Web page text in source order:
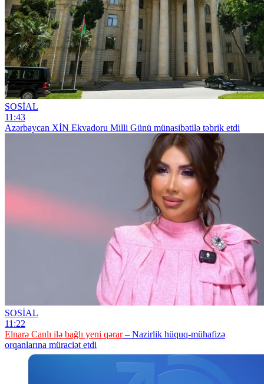
SOSİAL
11:43
Azərbaycan XİN Ekvadoru Milli Günü münasibətilə təbrik etdi
SOSİAL
11:22
Elnarə Canlı ilə bağlı yeni qərar– Nazirlik hüquq-mühafizə
orqanlarına müraciət etdi